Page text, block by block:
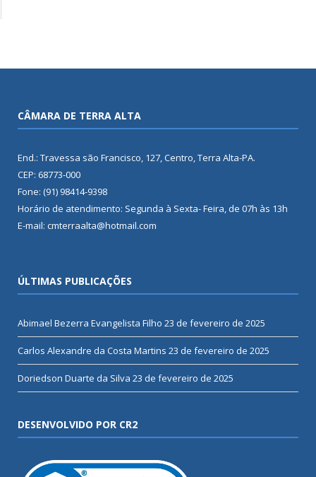
CÂMARA DE TERRA ALTA
End.: Travessa são Francisco, 127, Centro, Terra Alta-PA.
CEP: 68773-000
Fone: (91) 98414-9398
Horário de atendimento: Segunda à Sexta- Feira, de 07h às 13h
E-mail: cmterraalta@hotmail.com
ÚLTIMAS PUBLICAÇÕES
Abimael Bezerra Evangelista Filho 23 de fevereiro de 2025
Carlos Alexandre da Costa Martins 23 de fevereiro de 2025
Doriedson Duarte da Silva 23 de fevereiro de 2025
DESENVOLVIDO POR CR2